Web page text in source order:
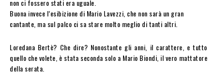
non ci fossero stati era uguale.
Buona invece l’esibizione di Mario Lavezzi, che non sarà un gran
cantante, ma sul palco ci sa stare molto meglio di tanti altri.
Loredana Bertè? Che dire? Nonostante gli anni, il carattere, e tutto
quello che volete, è stata seconda solo a Mario Biondi, il vero mattatore
della serata.